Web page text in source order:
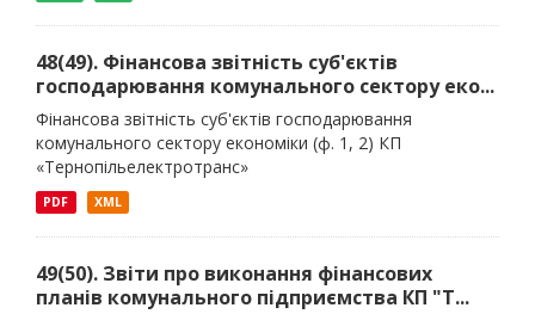
48(49). Фінансова звітність суб'єктів
господарювання комунального сектору еко...
Фінансова звітність суб'єктів господарювання
комунального сектору економіки (ф. 1, 2) КП
«Тернопільелектротранс»
PDF XML
49(50). Звіти про виконання фінансових
планів комунального підприємства КП "Т...